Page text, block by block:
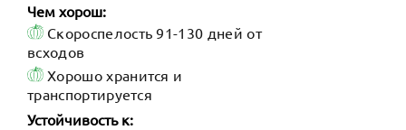
Чем хорош:
Скороспелость 91-130 дней от
всходов
Хорошо хранится и
транспортируется
Устойчивость к: